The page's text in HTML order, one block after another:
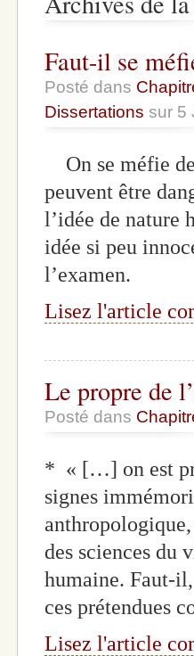
Faut-il se
Posté dans
Dissertations sur 5
On se méfie
peuvent être
l’idée de nature
idée si peu
l’examen.
Lisez l'article
Le propre de
Posté dans
* « […] on est
signes
des sciences du
humaine. Faut-
ces prétendues
Lisez l'article